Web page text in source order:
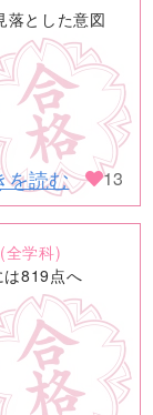
落とした意図
読む 13
学科)
819点へ